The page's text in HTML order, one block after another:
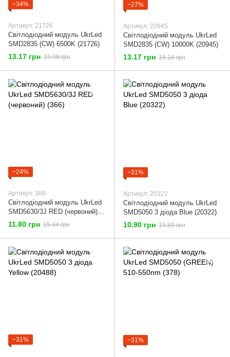
−34%
Артикул: 21726
Світлодіодний модуль UkrLed
SMD2835 (CW) 6500K (21726)
13.17 грн 19.98 грн
−27%
Артикул: 20945
Світлодіодний модуль UkrLed
SMD2835 (CW) 10000K (20945)
13.17 грн 18.16 грн
−24%
Артикул: 366
Світлодіодний модуль UkrLed
SMD5630/3J RED (червоний)
(366)
11.80 грн 15.44 грн
−31%
Артикул: 20322
Світлодіодний модуль UkrLed
SMD5050 3 діода Blue (20322)
10.90 грн 15.89 грн
−31% −31%